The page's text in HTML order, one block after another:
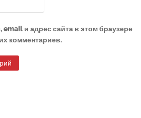
и адрес сайта в этом браузере
комментариев.